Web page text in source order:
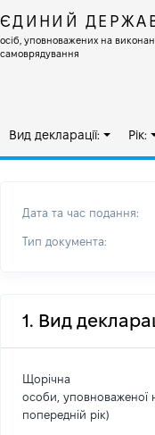
ЄДИНИЙ
осіб, уповноважених на
самоврядування
Вид декларації: Рік:
Дата та час подання:
Тип документа:
1. Вид
Щорічна
особи, уповноваженої
попередній рік)